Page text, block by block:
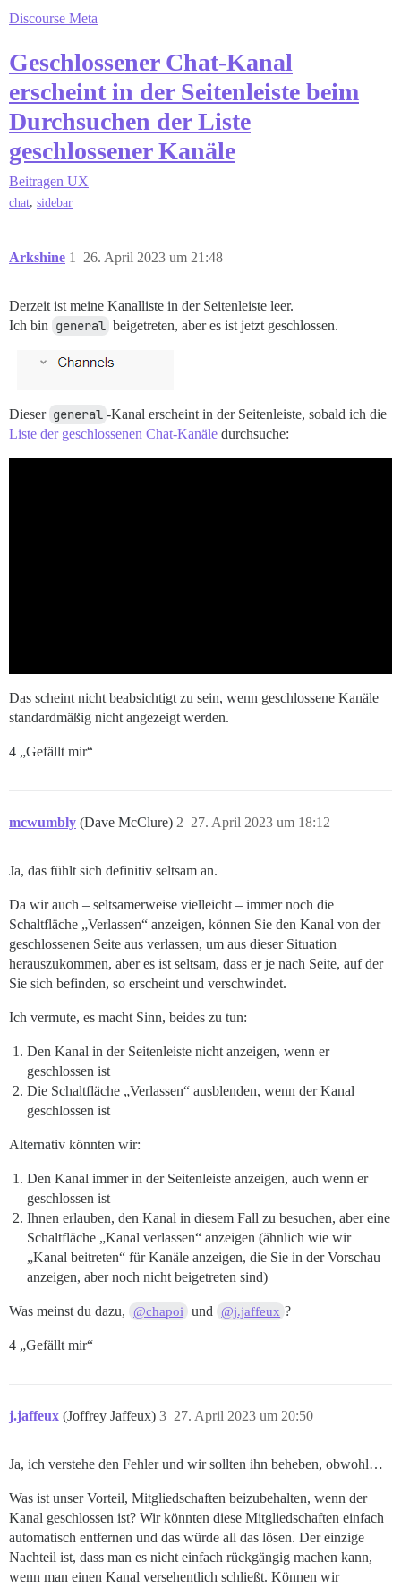
Discourse Meta
Geschlossener Chat-Kanal
erscheint in der Seitenleiste beim
Durchsuchen der Liste
geschlossener Kanäle
Beitragen UX
chat, sidebar
Arkshine 26. April 2023 um 21:48
1
Derzeit ist meine Kanalliste in der Seitenleiste leer.
Ich bin general beigetreten, aber es ist jetzt geschlossen.
Dieser general -Kanal erscheint in der Seitenleiste, sobald ich die
Liste der geschlossenen Chat-Kanäle durchsuche:
Das scheint nicht beabsichtigt zu sein, wenn geschlossene Kanäle
standardmäßig nicht angezeigt werden.
4 „Gefällt mir“
mcwumbly (Dave McClure) 27. April 2023 um 18:12
2
Ja, das fühlt sich definitiv seltsam an.
Da wir auch – seltsamerweise vielleicht – immer noch die
Schaltfläche „Verlassen“ anzeigen, können Sie den Kanal von der
geschlossenen Seite aus verlassen, um aus dieser Situation
herauszukommen, aber es ist seltsam, dass er je nach Seite, auf der
Sie sich befinden, so erscheint und verschwindet.
Ich vermute, es macht Sinn, beides zu tun:
Den Kanal in der Seitenleiste nicht anzeigen, wenn er
geschlossen ist
Die Schaltfläche „Verlassen“ ausblenden, wenn der Kanal
geschlossen ist
Alternativ könnten wir:
Den Kanal immer in der Seitenleiste anzeigen, auch wenn er
geschlossen ist
Ihnen erlauben, den Kanal in diesem Fall zu besuchen, aber eine
Schaltfläche „Kanal verlassen“ anzeigen (ähnlich wie wir
„Kanal beitreten“ für Kanäle anzeigen, die Sie in der Vorschau
anzeigen, aber noch nicht beigetreten sind)
Was meinst du dazu, @chapoi und @j.jaffeux ?
4 „Gefällt mir“
j.jaffeux (Joffrey Jaffeux) 27. April 2023 um 20:50
3
Ja, ich verstehe den Fehler und wir sollten ihn beheben, obwohl…
Was ist unser Vorteil, Mitgliedschaften beizubehalten, wenn der
Kanal geschlossen ist? Wir könnten diese Mitgliedschaften einfach
automatisch entfernen und das würde all das lösen. Der einzige
Nachteil ist, dass man es nicht einfach rückgängig machen kann,
wenn man einen Kanal versehentlich schließt. Können wir